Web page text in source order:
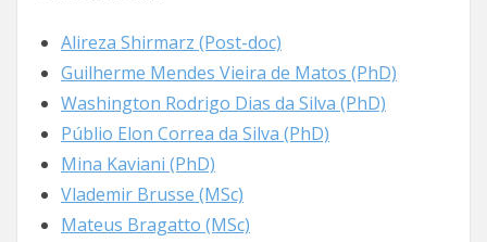
Alireza Shirmarz (Post-doc)
Guilherme Mendes Vieira de Matos (PhD)
Washington Rodrigo Dias da Silva (PhD)
Públio Elon Correa da Silva (PhD)
Mina Kaviani (PhD)
Vlademir Brusse (MSc)
Mateus Bragatto (MSc)